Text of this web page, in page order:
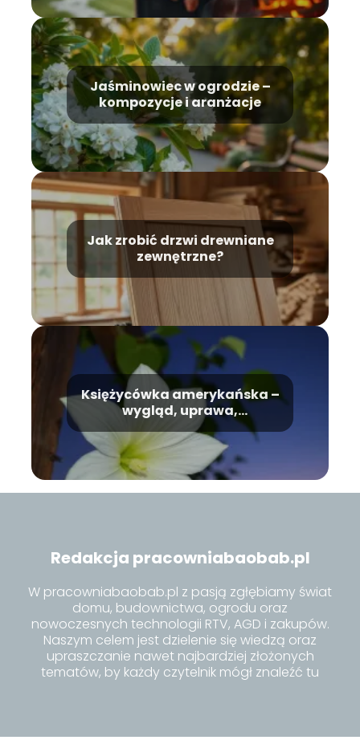
Jaśminowiec w ogrodzie –
kompozycje i aranżacje
Jak zrobić drzwi drewniane
zewnętrzne?
Księżycówka amerykańska –
wygląd, uprawa,
pielęgnacja
Redakcja pracowniabaobab.pl
W pracowniabaobab.pl z pasją zgłębiamy świat
domu, budownictwa, ogrodu oraz
nowoczesnych technologii RTV, AGD i zakupów.
Naszym celem jest dzielenie się wiedzą oraz
upraszczanie nawet najbardziej złożonych
tematów, by każdy czytelnik mógł znaleźć tu